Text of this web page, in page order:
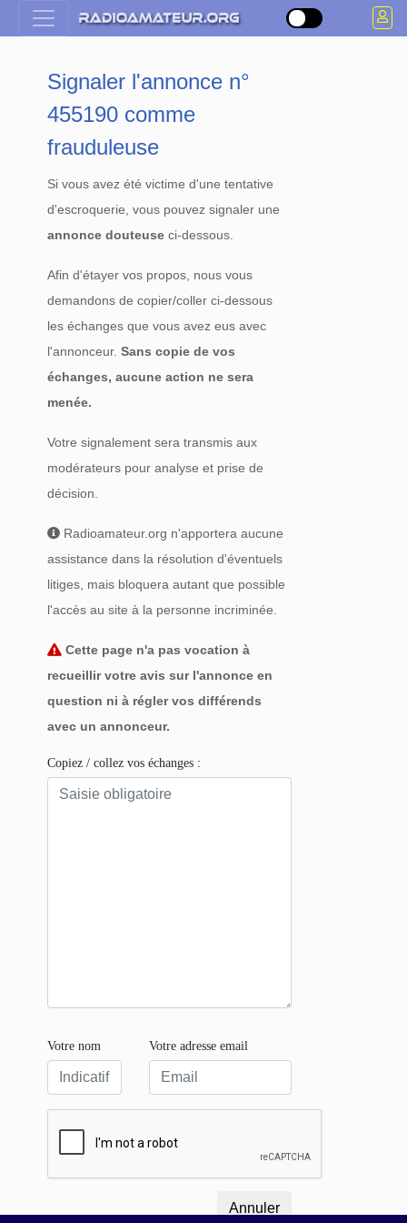
Signaler l'annonce n°
455190 comme
frauduleuse
Si vous avez été victime d'une tentative
d'escroquerie, vous pouvez signaler une
annonce douteuse ci-dessous.
Afin d'étayer vos propos, nous vous
demandons de copier/coller ci-dessous
les échanges que vous avez eus avec
l'annonceur.Sans copie de vos
échanges, aucune action ne sera
menée.
Votre signalement sera transmis aux
modérateurs pour analyse et prise de
décision.
Radioamateur.org n'apportera aucune
assistance dans la résolution d'éventuels
litiges, mais bloquera autant que possible
l'accès au site à la personne incriminée.
Cette page n'a pas vocation à
recueillir votre avis sur l'annonce en
question ni à régler vos différends
avec un annonceur.
Copiez / collez vos échanges :
Votre nom Votre adresse email